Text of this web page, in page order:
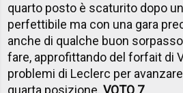
quarto posto è scaturito dopo
perfettibile ma con una gara
anche di qualche buon
fare, approfittando del forfait di
problemi di Leclerc per
quarta posizione.VOTO 7